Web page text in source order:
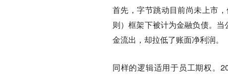
首先，字节跳动目前尚未上市
则）框架下被计为金融负债。
金流出，却拉低了账面净利润。
同样的逻辑适用于员工期权。